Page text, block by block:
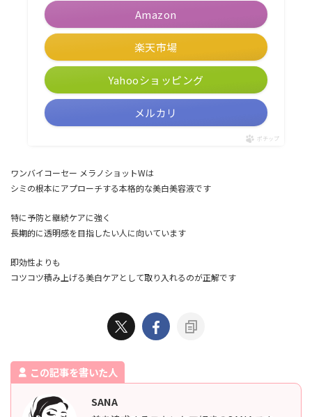
Amazon
楽天市場
Yahooショッピング
メルカリ
ポチップ
ワンバイコーセー メラノショットWは
シミの根本にアプローチする本格的な美白美容液です
特に予防と継続ケアに強く
長期的に透明感を目指したい人に向いています
即効性よりも
コツコツ積み上げる美白ケアとして取り入れるのが正解です
この記事を書いた人
SANA